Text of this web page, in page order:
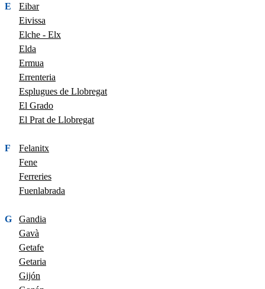
E
Eibar
Eivissa
Elche - Elx
Elda
Ermua
Errenteria
Esplugues de Llobregat
El Grado
El Prat de Llobregat
F
Felanitx
Fene
Ferreries
Fuenlabrada
G
Gandia
Gavà
Getafe
Getaria
Gijón